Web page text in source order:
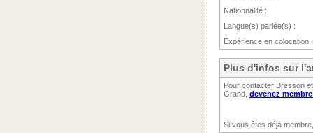
Nationnalité :
Langue(s) parlée(s) :
Expérience en colocation :
Plus d'infos sur
Pour contacter Bresson
Grand, devenez
Si vous êtes déjà